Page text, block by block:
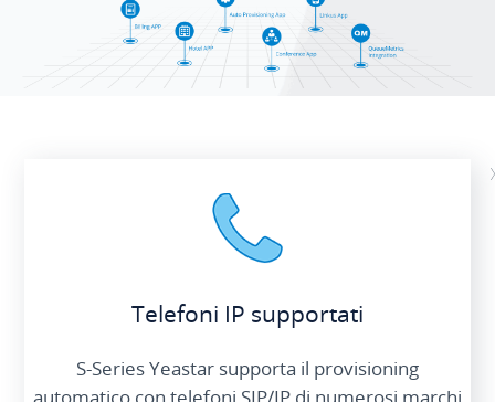
Telefoni IP supportati
S-Series Yeastar supporta il provisioning
automatico con telefoni SIP/IP di numerosi marchi